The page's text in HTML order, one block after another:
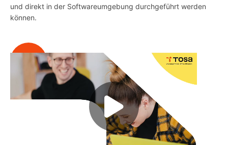
und direkt in der Softwareumgebung durchgeführt werden
können.